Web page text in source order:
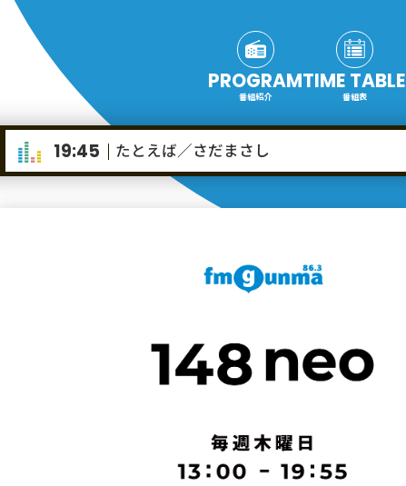
19:45 たとえば／さだまさし
PROGRAM
番組紹介
TIME TABLE
番組表